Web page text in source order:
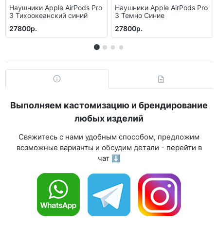
Наушники Apple AirPods Pro
3 Тихоокеанский синий
27800р.
Наушники Apple AirPods Pro
3 Темно Синие
27800р.
Выполняем кастомизацию и брендирование
любых изделий
Свяжитесь с нами удобным способом, предложим
возможные варианты и обсудим детали - перейти в
чат ⬇